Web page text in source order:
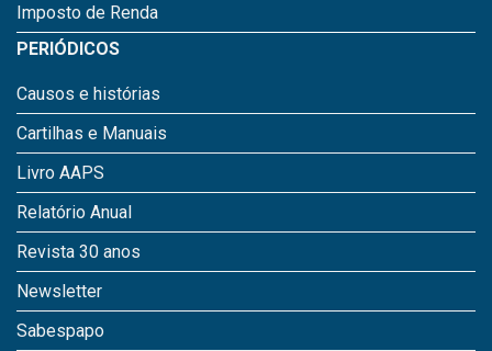
Imposto de Renda
PERIÓDICOS
Causos e histórias
Cartilhas e Manuais
Livro AAPS
Relatório Anual
Revista 30 anos
Newsletter
Sabespapo